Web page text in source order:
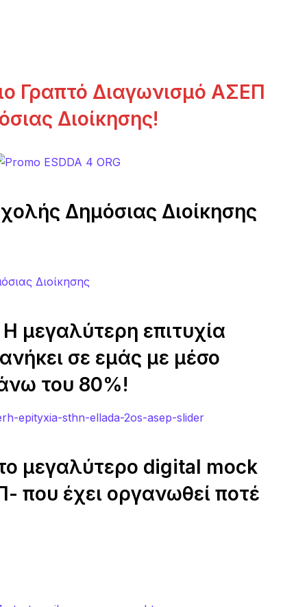
Γραπτό Διαγωνισμό ΑΣΕΠ
Διοίκησης!
Δημόσιας Διοίκησης
μεγαλύτερη επιτυχία
σε εμάς με μέσο
του 80%!
μεγαλύτερο digital mock
που έχει οργανωθεί ποτέ